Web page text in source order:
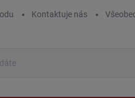
Kontaktuje nás